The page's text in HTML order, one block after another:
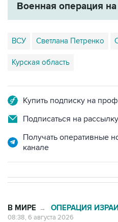
Военная операция
ВСУ Светлана Петренко
Курская область
Купить подписку на
Подписаться на
Получать оперативные
канале
В МИРЕ → ОПЕРАЦИЯ
08:38, 6 августа 2026